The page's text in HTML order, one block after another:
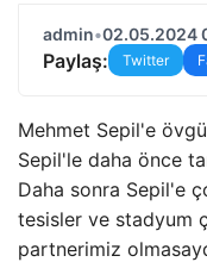
admin•02.05.2024
Paylaş: Twitter
Mehmet Sepil'e
Sepil'le daha önce
Daha sonra Sepil'e
tesisler ve stadyum
partnerimiz